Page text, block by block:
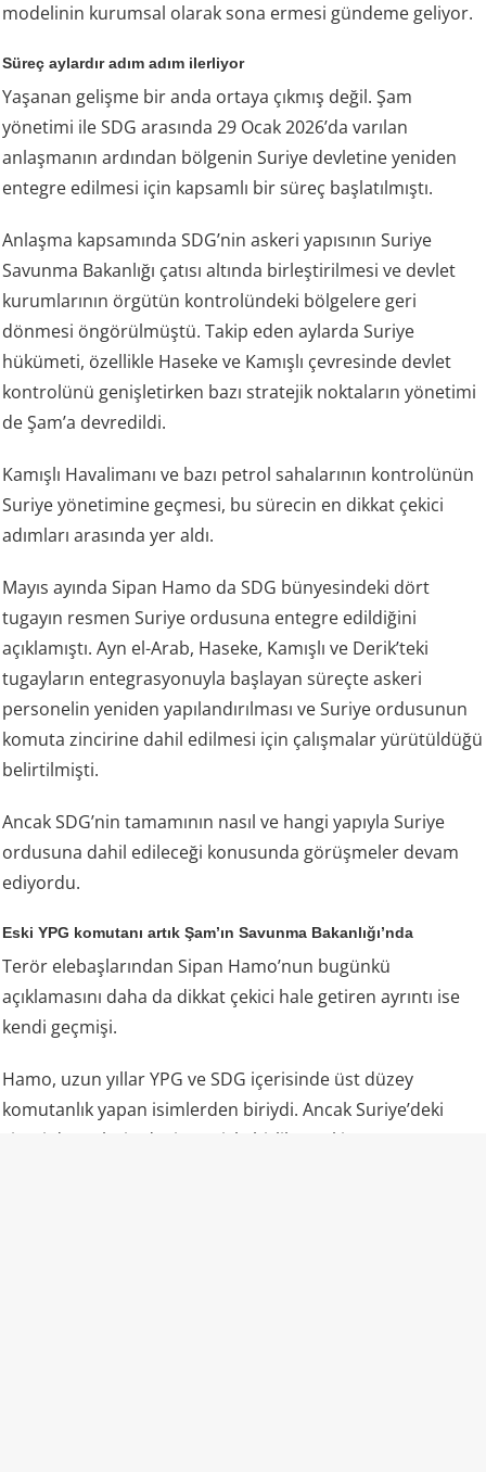
modelinin kurumsal olarak sona ermesi gündeme geliyor.
Süreç aylardır adım adım ilerliyor
Yaşanan gelişme bir anda ortaya çıkmış değil. Şam
yönetimi ile SDG arasında 29 Ocak 2026’da varılan
anlaşmanın ardından bölgenin Suriye devletine yeniden
entegre edilmesi için kapsamlı bir süreç başlatılmıştı.
Anlaşma kapsamında SDG’nin askeri yapısının Suriye
Savunma Bakanlığı çatısı altında birleştirilmesi ve devlet
kurumlarının örgütün kontrolündeki bölgelere geri
dönmesi öngörülmüştü. Takip eden aylarda Suriye
hükümeti, özellikle Haseke ve Kamışlı çevresinde devlet
kontrolünü genişletirken bazı stratejik noktaların yönetimi
de Şam’a devredildi.
Kamışlı Havalimanı ve bazı petrol sahalarının kontrolünün
Suriye yönetimine geçmesi, bu sürecin en dikkat çekici
adımları arasında yer aldı.
Mayıs ayında Sipan Hamo da SDG bünyesindeki dört
tugayın resmen Suriye ordusuna entegre edildiğini
açıklamıştı. Ayn el-Arab, Haseke, Kamışlı ve Derik’teki
tugayların entegrasyonuyla başlayan süreçte askeri
personelin yeniden yapılandırılması ve Suriye ordusunun
komuta zincirine dahil edilmesi için çalışmalar yürütüldüğü
belirtilmişti.
Ancak SDG’nin tamamının nasıl ve hangi yapıyla Suriye
ordusuna dahil edileceği konusunda görüşmeler devam
ediyordu.
Eski YPG komutanı artık Şam’ın Savunma Bakanlığı’nda
Terör elebaşlarından Sipan Hamo’nun bugünkü
açıklamasını daha da dikkat çekici hale getiren ayrıntı ise
kendi geçmişi.
Hamo, uzun yıllar YPG ve SDG içerisinde üst düzey
komutanlık yapan isimlerden biriydi. Ancak Suriye’deki
siyasi dengelerin değişmesiyle birlikte eski örgüt